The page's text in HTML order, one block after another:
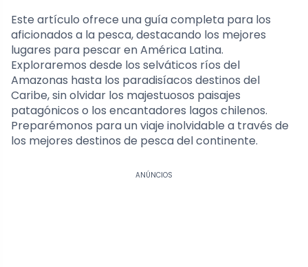
Este artículo ofrece una guía completa para los
aficionados a la pesca, destacando los mejores
lugares para pescar en América Latina.
Exploraremos desde los selváticos ríos del
Amazonas hasta los paradisíacos destinos del
Caribe, sin olvidar los majestuosos paisajes
patagónicos o los encantadores lagos chilenos.
Preparémonos para un viaje inolvidable a través de
los mejores destinos de pesca del continente.
ANÚNCIOS